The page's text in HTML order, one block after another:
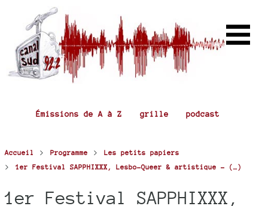
Émissions de A à Z grille podcast
Accueil > Programme > Les petits papiers
> 1er Festival SAPPHIXXX, Lesbo-Queer & artistique - (…)
1er Festival SAPPHIXXX,